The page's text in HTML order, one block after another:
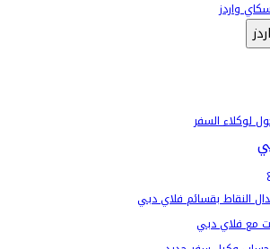
واردز
لوكلاء السفر
النقاط بقسائم فلاي دبي
مع فلاي دبي